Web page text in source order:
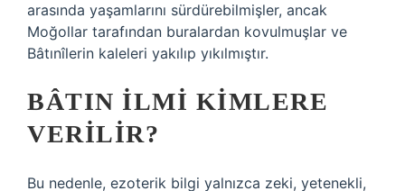
arasında yaşamlarını sürdürebilmişler, ancak
Moğollar tarafından buralardan kovulmuşlar ve
Bâtınîlerin kaleleri yakılıp yıkılmıştır.
BÂTIN ILMI KIMLERE
VERILIR?
Bu nedenle, ezoterik bilgi yalnızca zeki, yetenekli,